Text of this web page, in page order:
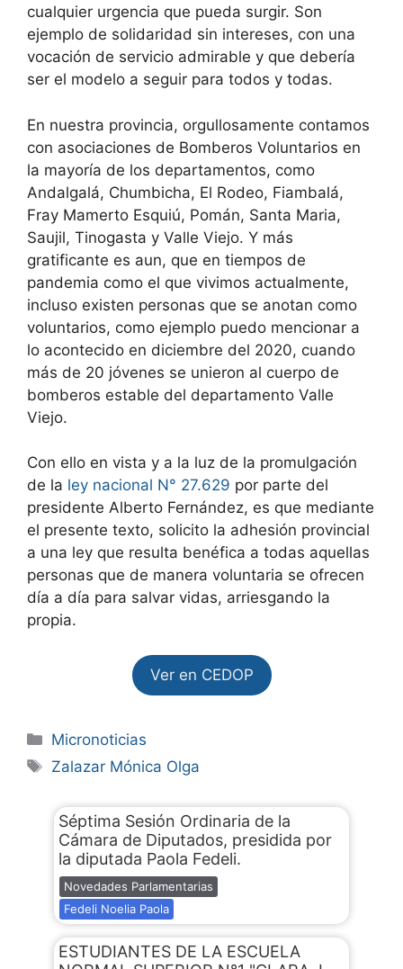
cualquier urgencia que pueda surgir. Son
ejemplo de solidaridad sin intereses, con una
vocación de servicio admirable y que debería
ser el modelo a seguir para todos y todas.
En nuestra provincia, orgullosamente contamos
con asociaciones de Bomberos Voluntarios en
la mayoría de los departamentos, como
Andalgalá, Chumbicha, El Rodeo, Fiambalá,
Fray Mamerto Esquiú, Pomán, Santa Maria,
Saujil, Tinogasta y Valle Viejo. Y más
gratificante es aun, que en tiempos de
pandemia como el que vivimos actualmente,
incluso existen personas que se anotan como
voluntarios, como ejemplo puedo mencionar a
lo acontecido en diciembre del 2020, cuando
más de 20 jóvenes se unieron al cuerpo de
bomberos estable del departamento Valle
Viejo.
Con ello en vista y a la luz de la promulgación
de la ley nacional N° 27.629 por parte del
presidente Alberto Fernández, es que mediante
el presente texto, solicito la adhesión provincial
a una ley que resulta benéfica a todas aquellas
personas que de manera voluntaria se ofrecen
día a día para salvar vidas, arriesgando la
propia.
Ver en CEDOP
Micronoticias
Zalazar Mónica Olga
Séptima Sesión Ordinaria de la
Cámara de Diputados, presidida por
la diputada Paola Fedeli.
Novedades Parlamentarias
Fedeli Noelia Paola
ESTUDIANTES DE LA ESCUELA